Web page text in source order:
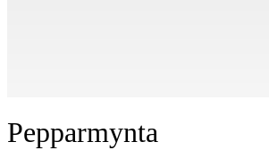
Pepparmynta